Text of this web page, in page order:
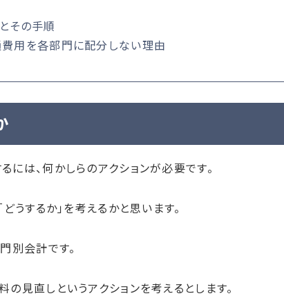
その手順
用を各部門に配分しない理由
には、何かしらのアクションが必要です。
どうするか」を考えるかと思います。
別会計です。
の見直しというアクションを考えるとします。